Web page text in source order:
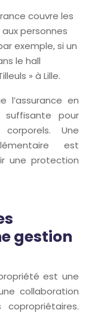
couvre les
personnes
exemple, si un
le hall
» à Lille.
l’assurance en
suffisante pour
Une
est
une protection
gestion
est une
collaboration